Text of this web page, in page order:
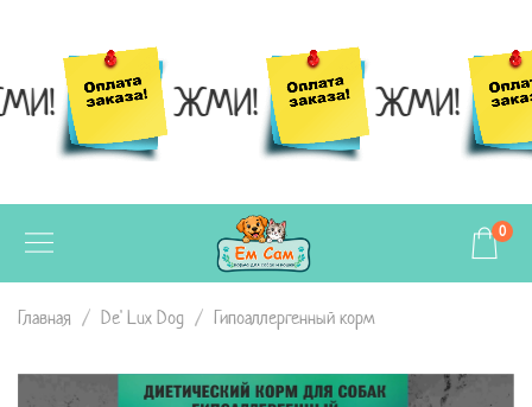
ЖМИ! ЖМИ!
0
Главная De' Lux Dog Гипоаллергенный корм